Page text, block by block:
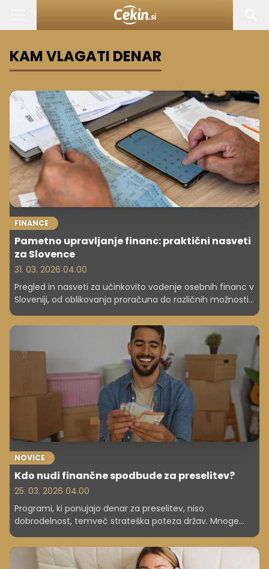
KAM VLAGATI DENAR
FINANCE
Pametno upravljanje financ: praktični nasveti
za Slovence
31. 03. 2026 04.00
Pregled in nasveti za učinkovito vodenje osebnih financ v
Sloveniji, od oblikovanja proračuna do različnih možnosti
varčevanja, s poudarkom na takojšnji implementaciji.
NOVICE
Kdo nudi finančne spodbude za preselitev?
25. 03. 2026 04.00
Programi, ki ponujajo denar za preselitev, niso
dobrodelnost, temveč strateška poteza držav. Mnoge
regije, zlasti podeželske, se soočajo z upadanjem in
staranjem prebivalstva. Države s temi programi želijo
obrniti trend depopulacije.